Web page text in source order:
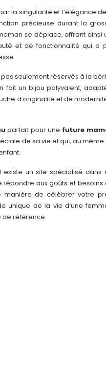
la singularité et l’élégance
précieuse durant la
se déplace, offrant ainsi
et de fonctionnalité qui a
seulement réservés à la
fait un bijou polyvalent,
d’originalité et de
parfait pour une future
de sa vie et qui, au
un site spécialisé
aux goûts et besoins
manière de célébrer votre
unique de la vie d’une
de référence.